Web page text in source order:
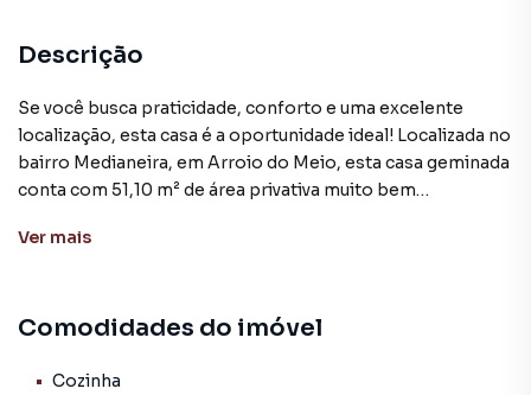
Descrição
Se você busca praticidade, conforto e uma excelente
localização, esta casa é a oportunidade ideal! Localizada no
bairro Medianeira, em Arroio do Meio, esta casa geminada
conta com 51,10 m² de área privativa muito bem
cozinha funcional, 2 dormitórios, banheiro social,
Esquadrias em alumínio branco; Telhado em aluzinco; Rua
Ver mais
Comodidades do imóvel
Cozinha